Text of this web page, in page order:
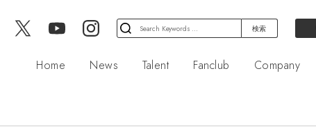
検
索
象:
Home News Talent Fanclub Company